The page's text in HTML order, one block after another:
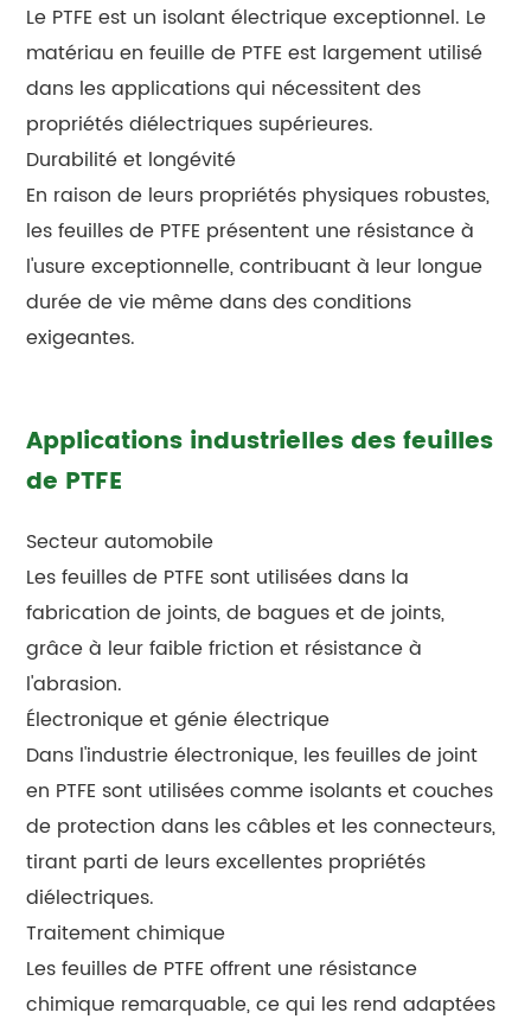
Le PTFE est un isolant électrique exceptionnel. Le
matériau en feuille de PTFE est largement utilisé
dans les applications qui nécessitent des
propriétés diélectriques supérieures.
Durabilité et longévité
En raison de leurs propriétés physiques robustes,
les feuilles de PTFE présentent une résistance à
l'usure exceptionnelle, contribuant à leur longue
durée de vie même dans des conditions
exigeantes.
Applications industrielles des feuilles
de PTFE
Secteur automobile
Les feuilles de PTFE sont utilisées dans la
fabrication de joints, de bagues et de joints,
grâce à leur faible friction et résistance à
l'abrasion.
Électronique et génie électrique
Dans l'industrie électronique, les feuilles de joint
en PTFE sont utilisées comme isolants et couches
de protection dans les câbles et les connecteurs,
tirant parti de leurs excellentes propriétés
diélectriques.
Traitement chimique
Les feuilles de PTFE offrent une résistance
chimique remarquable, ce qui les rend adaptées